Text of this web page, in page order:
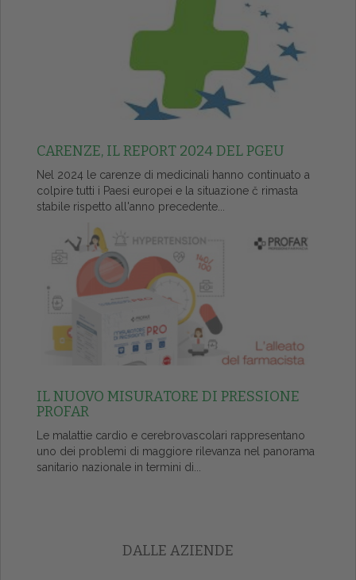
CARENZE, IL REPORT 2024 DEL PGEU
Nel 2024 le carenze di medicinali hanno continuato a
colpire tutti i Paesi europei e la situazione č rimasta
stabile rispetto all'anno precedente...
IL NUOVO MISURATORE DI PRESSIONE
PROFAR
Le malattie cardio e cerebrovascolari rappresentano
uno dei problemi di maggiore rilevanza nel panorama
sanitario nazionale in termini di...
DALLE AZIENDE